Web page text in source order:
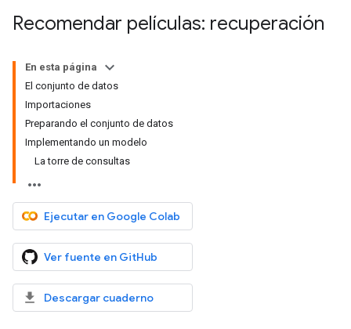
Recomendar películas: recuperación
En esta página
El conjunto de datos
Importaciones
Preparando el conjunto de datos
Implementando un modelo
La torre de consultas
Ejecutar en Google Colab
Ver fuente en GitHub
Descargar cuaderno